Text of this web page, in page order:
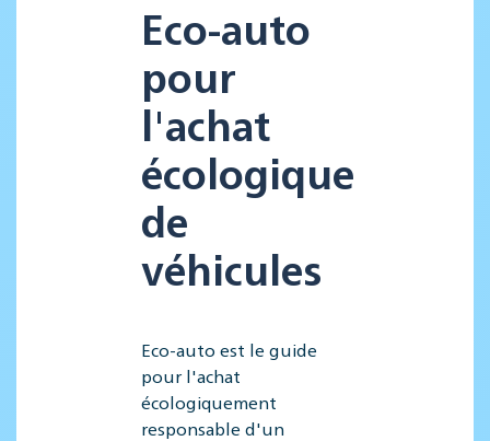
Eco-auto
pour
l'achat
écologique
de
véhicules
Eco-auto est le guide
pour l'achat
écologiquement
responsable d'un